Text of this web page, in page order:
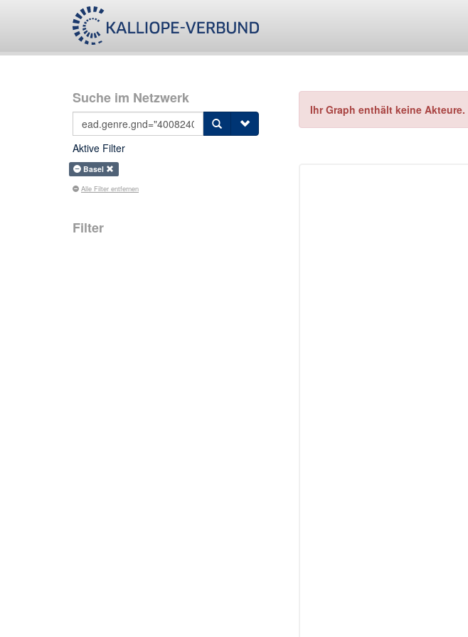
Suche im Netzwerk
Aktive Filter
Basel
Alle Filter entfernen
Filter
Ihr Graph enthält keine Akteure.